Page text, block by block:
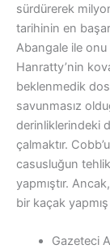
sürdürerek
tarihinin en
Abangale ile
Hanratty’nin
beklenmedik
savunmasız
derinliklerindeki
çalmaktır.
casusluğun
yapmıştır.
bir kaçak
Gazeteci